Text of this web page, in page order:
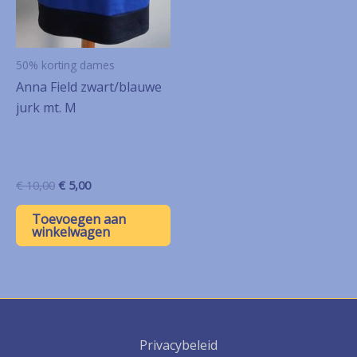
50% korting dames
Anna Field zwart/blauwe
jurk mt. M
€10,00 Oorspronkelijke
was:
€ 10,00.
€ 5,00Huidige
is:
€ 5,00.
Toevoegen aan
winkelwagen
Privacybeleid